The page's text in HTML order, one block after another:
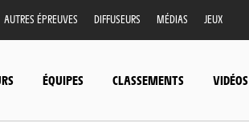
AUTRES ÉPREUVES DIFFUSEURS MÉDIAS JEUX
ÉQUIPES CLASSEMENTS VIDÉOS